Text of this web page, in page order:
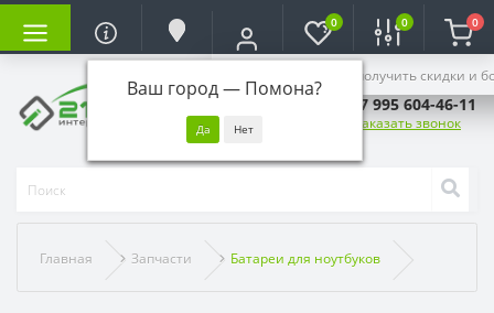
Ваш город — Помона?
Войдите, чтобы получить скидки и
0 0 0
+7 995 604-46-11
Заказать звонок
Главная Запчасти Батареи для ноутбуков